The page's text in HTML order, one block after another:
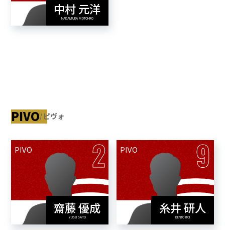
中村 元洋
NAKAMURA MOTOHIRO
View Profile
PIVO ピヴォ
PIVO 2
齋藤 優成
YUSEI SAITO
View Profile
PIVO 9
糸井 研人
KENTO ITOI
View Profile